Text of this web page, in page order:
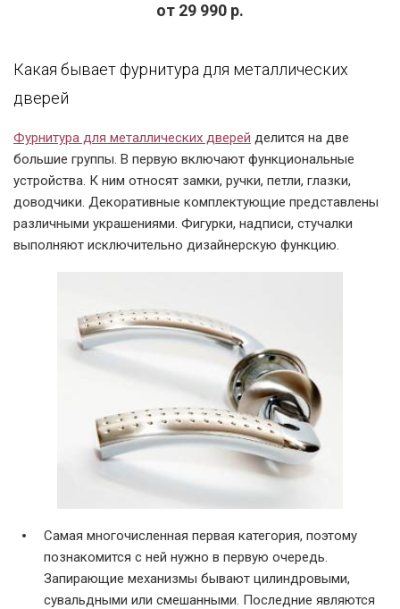
от 29 990 р.
Какая бывает фурнитура для металлических
дверей
Фурнитура для металлических дверей делится на две
большие группы. В первую включают функциональные
устройства. К ним относят замки, ручки, петли, глазки,
доводчики. Декоративные комплектующие представлены
различными украшениями. Фигурки, надписи, стучалки
выполняют исключительно дизайнерскую функцию.
Самая многочисленная первая категория, поэтому
познакомится с ней нужно в первую очередь.
Запирающие механизмы бывают цилиндровыми,
сувальдными или смешанными. Последние являются